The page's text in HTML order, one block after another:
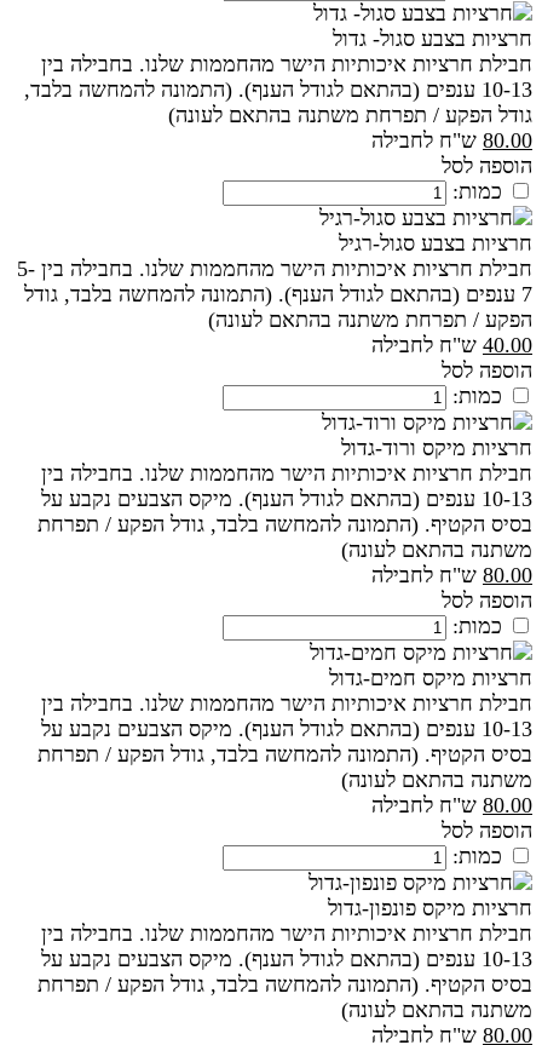
חרציות בצבע סגול- גדול
חבילת חרציות איכותיות הישר מהחממות שלנו. בחבילה בין
10-13 ענפים (בהתאם לגודל הענף). (התמונה להמחשה בלבד,
גודל הפקע / תפרחת משתנה בהתאם לעונה)
80.00 ש"ח לחבילה
הוספה לסל
כמות:
חרציות בצבע סגול-רגיל
חבילת חרציות איכותיות הישר מהחממות שלנו. בחבילה בין 5-
7 ענפים (בהתאם לגודל הענף). (התמונה להמחשה בלבד, גודל
הפקע / תפרחת משתנה בהתאם לעונה)
40.00 ש"ח לחבילה
הוספה לסל
כמות:
חרציות מיקס ורוד-גדול
חבילת חרציות איכותיות הישר מהחממות שלנו. בחבילה בין
10-13 ענפים (בהתאם לגודל הענף). מיקס הצבעים נקבע על
בסיס הקטיף. (התמונה להמחשה בלבד, גודל הפקע / תפרחת
משתנה בהתאם לעונה)
80.00 ש"ח לחבילה
הוספה לסל
כמות:
חרציות מיקס חמים-גדול
חבילת חרציות איכותיות הישר מהחממות שלנו. בחבילה בין
10-13 ענפים (בהתאם לגודל הענף). מיקס הצבעים נקבע על
בסיס הקטיף. (התמונה להמחשה בלבד, גודל הפקע / תפרחת
משתנה בהתאם לעונה)
80.00 ש"ח לחבילה
הוספה לסל
כמות:
חרציות מיקס פונפון-גדול
חבילת חרציות איכותיות הישר מהחממות שלנו. בחבילה בין
10-13 ענפים (בהתאם לגודל הענף). מיקס הצבעים נקבע על
בסיס הקטיף. (התמונה להמחשה בלבד, גודל הפקע / תפרחת
משתנה בהתאם לעונה)
80.00 ש"ח לחבילה